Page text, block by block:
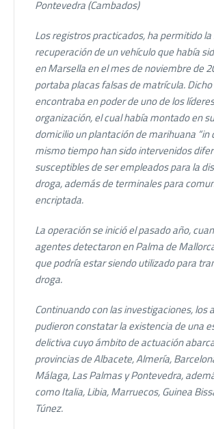
Pontevedra (Cambados)
Los registros practicados, ha permitido
recuperación de un vehículo que había
en Marsella en el mes de noviembre de
portaba placas falsas de matrícula.
encontraba en poder de uno de los
organización, el cual había montado en
domicilio un plantación de marihuana “in
mismo tiempo han sido intervenidos
susceptibles de ser empleados para la
droga, además de terminales para
encriptada.
La operación se inició el pasado año,
agentes detectaron en Palma de
que podría estar siendo utilizado para
droga.
Continuando con las investigaciones, los
pudieron constatar la existencia de una
delictiva cuyo ámbito de actuación
provincias de Albacete, Almería,
Málaga, Las Palmas y Pontevedra,
como Italia, Libia, Marruecos, Guinea
Túnez.